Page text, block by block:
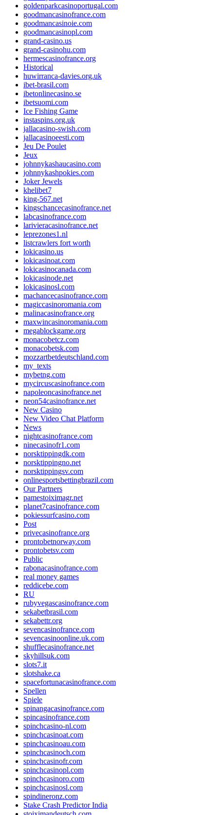
goldenparkcasinoportugal.com
goodmancasinofrance.com
goodmancasinoie.com
goodmancasinopl.com
grand-casino.us
grand-casinohu.com
hermescasinofrance.org
Historical
huwirranca-davies.org.uk
ibet-brasil.com
ibetonlinecasino.se
ibetsuomi.com
Ice Fishing Game
instaspins.org.uk
jallacasino-swish.com
jallacasinoeesti.com
Jeu De Poulet
Jeux
johnnykashaucasino.com
johnnykashpokies.com
Joker Jewels
khelibet7
king-567.net
kingschancecasinofrance.net
labcasinofrance.com
larivieracasinofrance.net
leprezones1.nl
listcrawlers fort worth
lokicasino.us
lokicasinoat.com
lokicasinocanada.com
lokicasinode.net
lokicasinosl.com
machancecasinofrance.com
magiccasinoromania.com
malinacasinofrance.org
maxwincasinoromania.com
megablockgame.org
monacobetcz.com
monacobetsk.com
mozzartbetdeutschland.com
my_texts
mybetng.com
mycircuscasinofrance.com
napoleoncasinofrance.net
neon54casinofrance.net
New Casino
New Video Chat Platform
News
nightcasinofrance.com
ninecasinofr1.com
norsktippingdk.com
norsktippingno.net
norsktippingsv.com
onlinesportsbettingbrazil.com
Our Partners
pamestoiximagr.net
planet7casinofrance.com
pokiessurfcasino.com
Post
privecasinofrance.org
prontobetnorway.com
prontobetsv.com
Public
rabonacasinofrance.com
real money games
reddicebe.com
RU
rubyvegascasinofrance.com
sekabetbrasil.com
sekabettr.org
sevencasinofrance.com
sevencasinoonline.uk.com
shufflecasinofrance.net
skyhillsuk.com
slots7.it
slotshake.ca
spacefortunacasinofrance.com
Spellen
Spiele
spinangacasinofrance.com
spincasinofrance.com
spinchcasino-nl.com
spinchcasinoat.com
spinchcasinoau.com
spinchcasinoch.com
spinchcasinofr.com
spinchcasinopl.com
spinchcasinoro.com
spinchcasinosl.com
spindineronz.com
Stake Crash Predictor India